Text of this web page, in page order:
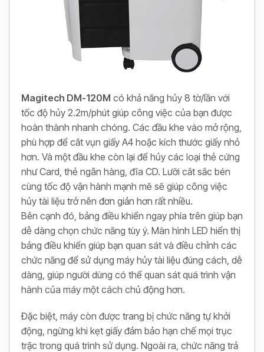
Magitech DM-120M có khả năng hủy 8 tờ/lần với
tốc độ hủy 2.2m/phút giúp công việc của bạn được
hoàn thành nhanh chóng. Các đầu khe vào mở rộng,
phù hợp để cắt vụn giấy A4 hoặc kích thước giấy nhỏ
hơn. Và một đầu khe còn lại để hủy các loại thẻ cứng
như Card, thẻ ngân hàng, đĩa CD. Lưỡi cắt sắc bén
cùng tốc độ vận hành mạnh mẽ sẽ giúp công việc
hủy tài liệu trở nên đơn giản hơn rất nhiều.
Bên cạnh đó, bảng điều khiển ngay phía trên giúp bạn
dễ dàng chọn chức năng tùy ý. Màn hình LED hiển thị
bảng điều khiển giúp bạn quan sát và điều chỉnh các
chức năng để sử dụng máy hủy tài liệu đúng cách, dễ
dàng, giúp người dùng có thể quan sát quá trình vận
hành của máy một cách chủ động hơn.
Đặc biệt, máy còn được trang bị chức năng tự khởi
động, ngừng khi kẹt giấy đảm bảo hạn chế mọi trục
trặc trong quá trình sử dụng. Ngoài ra, chức năng trả